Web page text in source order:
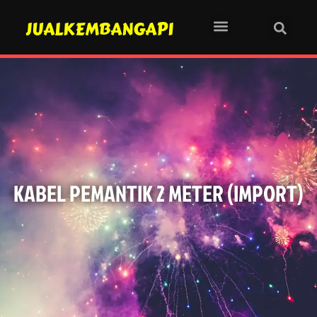
JUALKEMBANGAPI
KABEL PEMANTIK 2 METER (IMPORT)